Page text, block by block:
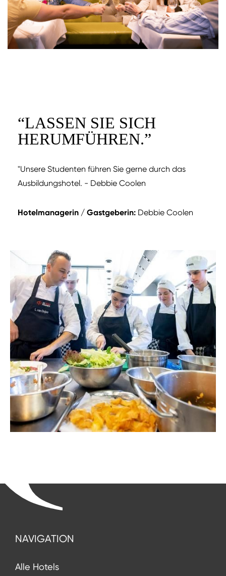
“LASSEN SIE SICH
HERUMFÜHREN.”
"Unsere Studenten führen Sie gerne durch das
Ausbildungshotel. - Debbie Coolen
Hotelmanagerin / Gastgeberin: Debbie Coolen
NAVIGATION
Alle Hotels